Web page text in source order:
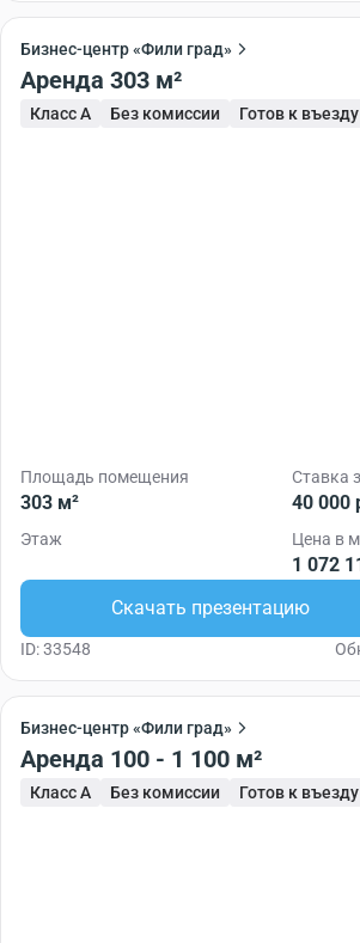
Бизнес-центр «Фили град»
Аренда 303 м²
Класс A Без комиссии Готов к въезду
Площадь помещения
303 м²
Ставка
40 000
Этаж Цена в
1 072
Скачать презентацию
ID: 33548
Бизнес-центр «Фили град»
Аренда 100 - 1 100 м²
Класс A Без комиссии Готов к въезду